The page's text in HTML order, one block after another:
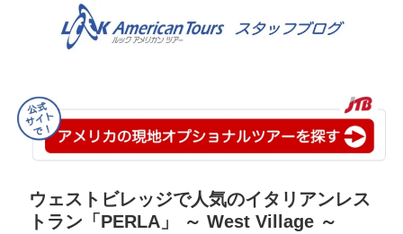
ウェストビレッジで人気のイタリアンレス
トラン「PERLA」 ～ West Village ～